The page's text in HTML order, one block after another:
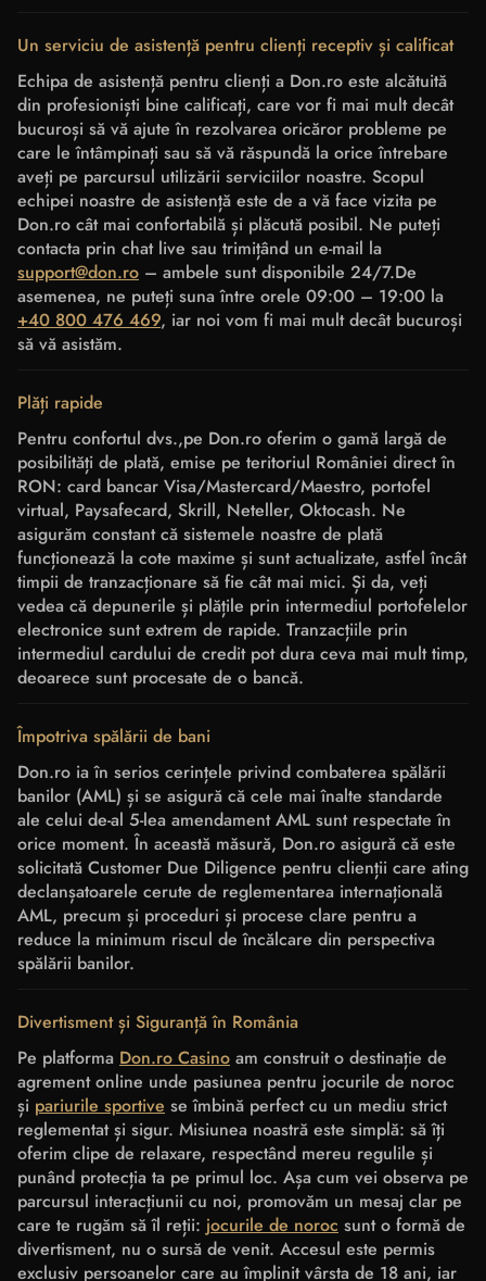
Un serviciu de asistență pentru clienți receptiv și calificat
Echipa de asistență pentru clienți a Don.ro este alcătuită
din profesioniști bine calificați, care vor fi mai mult decât
bucuroși să vă ajute în rezolvarea oricăror probleme pe
care le întâmpinați sau să vă răspundă la orice întrebare
aveți pe parcursul utilizării serviciilor noastre. Scopul
echipei noastre de asistență este de a vă face vizita pe
Don.ro cât mai confortabilă și plăcută posibil. Ne puteți
contacta prin chat live sau trimițând un e-mail la
support@don.ro – ambele sunt disponibile 24/7.De
asemenea, ne puteți suna între orele 09:00 – 19:00 la
+40 800 476 469, iar noi vom fi mai mult decât bucuroși
să vă asistăm.
Plăți rapide
Pentru confortul dvs.,pe Don.ro oferim o gamă largă de
posibilități de plată, emise pe teritoriul României direct în
RON: card bancar Visa/Mastercard/Maestro, portofel
virtual, Paysafecard, Skrill, Neteller, Oktocash. Ne
asigurăm constant că sistemele noastre de plată
funcționează la cote maxime și sunt actualizate, astfel încât
timpii de tranzacționare să fie cât mai mici. Și da, veți
vedea că depunerile și plățile prin intermediul portofelelor
electronice sunt extrem de rapide. Tranzacțiile prin
intermediul cardului de credit pot dura ceva mai mult timp,
deoarece sunt procesate de o bancă.
Împotriva spălării de bani
Don.ro ia în serios cerințele privind combaterea spălării
banilor (AML) și se asigură că cele mai înalte standarde
ale celui de-al 5-lea amendament AML sunt respectate în
orice moment. În această măsură, Don.ro asigură că este
solicitată Customer Due Diligence pentru clienții care ating
declanșatoarele cerute de reglementarea internațională
AML, precum și proceduri și procese clare pentru a
reduce la minimum riscul de încălcare din perspectiva
spălării banilor.
Divertisment și Siguranță în România
Pe platforma Don.ro Casino am construit o destinație de
agrement online unde pasiunea pentru jocurile de noroc
și pariurile sportive se îmbină perfect cu un mediu strict
reglementat și sigur. Misiunea noastră este simplă: să îți
oferim clipe de relaxare, respectând mereu regulile și
punând protecția ta pe primul loc. Așa cum vei observa pe
parcursul interacțiunii cu noi, promovăm un mesaj clar pe
care te rugăm să îl reții: jocurile de noroc sunt o formă de
divertisment, nu o sursă de venit. Accesul este permis
exclusiv persoanelor care au împlinit vârsta de 18 ani, iar